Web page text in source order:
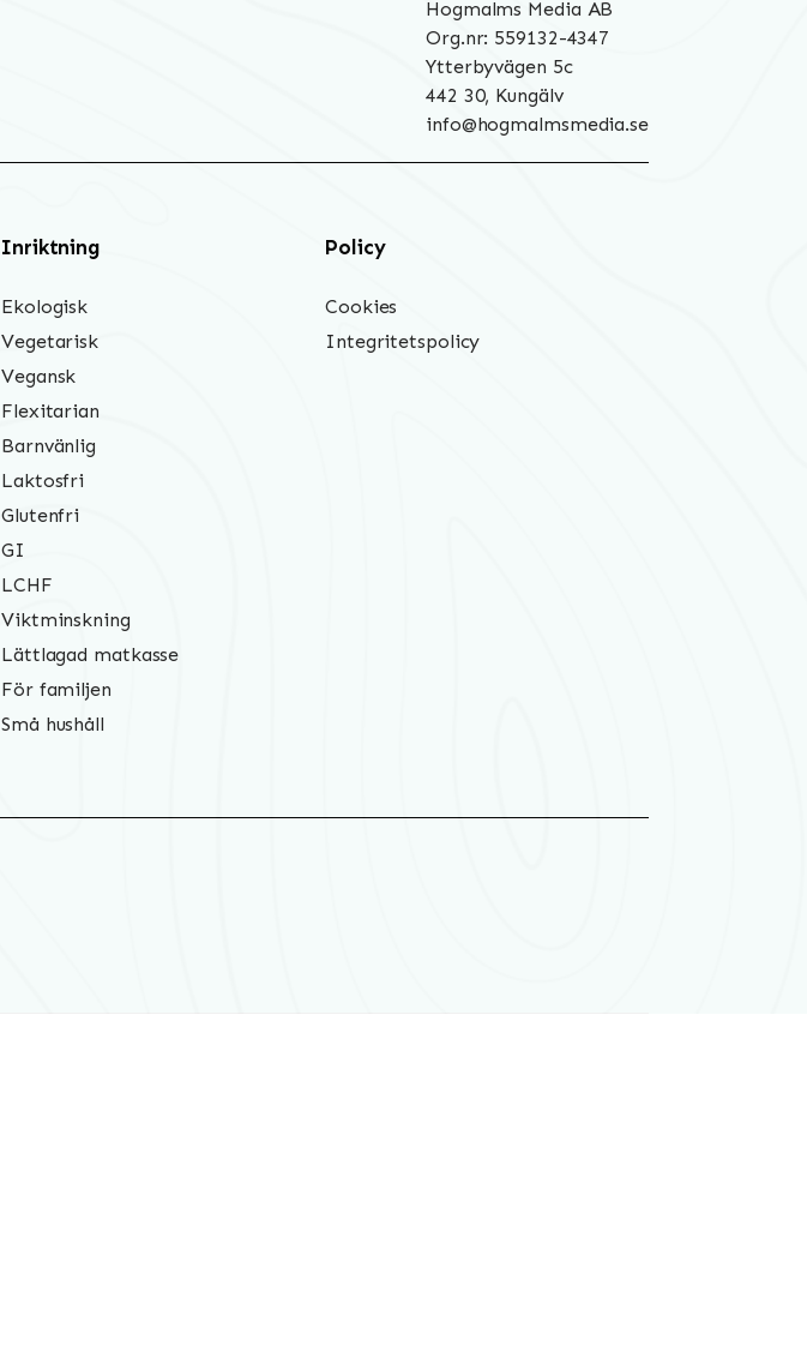
Hogmalms Media AB
Org.nr: 559132-4347
Ytterbyvägen 5c
442 30, Kungälv
info@hogmalmsmedia.se
Inriktning
Ekologisk
Vegetarisk
Vegansk
Flexitarian
Barnvänlig
Laktosfri
Glutenfri
GI
LCHF
Viktminskning
Lättlagad matkasse
För familjen
Små hushåll
Policy
Cookies
Integritetspolicy